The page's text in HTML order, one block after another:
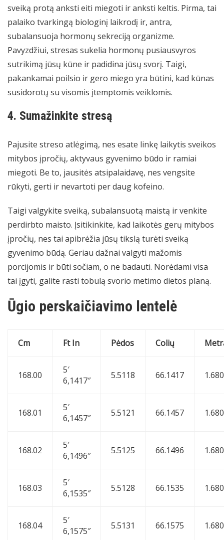
sveiką protą anksti eiti miegoti ir anksti keltis. Pirma, tai
palaiko tvarkingą biologinį laikrodį ir, antra,
subalansuoja hormonų sekreciją organizme.
Pavyzdžiui, stresas sukelia hormonų pusiausvyros
sutrikimą jūsų kūne ir padidina jūsų svorį. Taigi,
pakankamai poilsio ir gero miego yra būtini, kad kūnas
susidorotų su visomis įtemptomis veiklomis.
4. Sumažinkite stresą
Pajusite streso atlėgimą, nes esate linkę laikytis sveikos
mitybos įpročių, aktyvaus gyvenimo būdo ir ramiai
miegoti. Be to, jausitės atsipalaidavę, nes vengsite
rūkyti, gerti ir nevartoti per daug kofeino.
Taigi valgykite sveiką, subalansuotą maistą ir venkite
perdirbto maisto. Įsitikinkite, kad laikotės gerų mitybos
įpročių, nes tai apibrėžia jūsų tikslą turėti sveiką
gyvenimo būdą. Geriau dažnai valgyti mažomis
porcijomis ir būti sočiam, o ne badauti. Norėdami visa
tai įgyti, galite rasti tobulą svorio metimo dietos planą.
Ūgio perskaičiavimo lentelė
Cm Ft In Pėdos Colių
168.00
5′
6,1417″
5.5118 66.1417
168.01
5′
6,1457″
5.5121 66.1457
168.02
5′
6,1496″
5.5125 66.1496
168.03
5′
6,1535″
5.5128 66.1535
168.04
5′
6,1575″
5.5131 66.1575